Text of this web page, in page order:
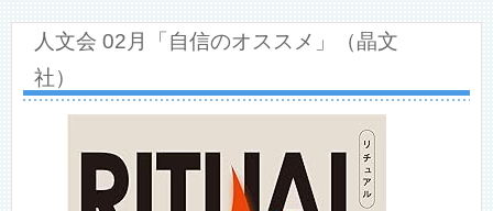
ン
キ
人文会 02月「自信のオススメ」（晶文
社）